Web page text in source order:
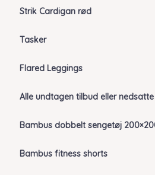
Strik Cardigan rød
Tasker
Flared Leggings
Alle undtagen tilbud eller nedsatte
Bambus dobbelt sengetøj
Bambus fitness shorts